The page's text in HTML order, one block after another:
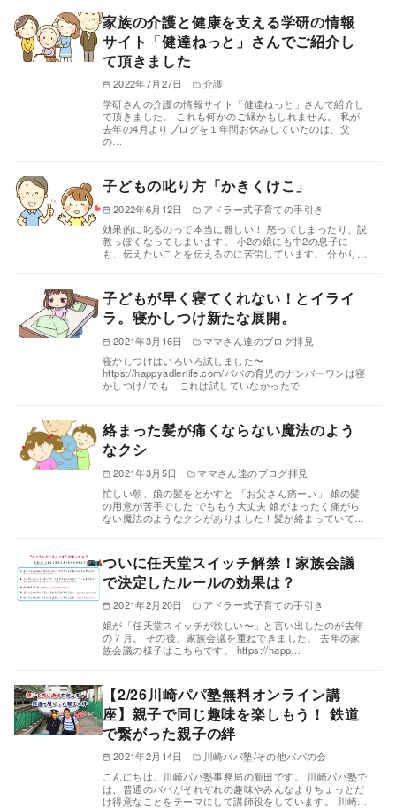
家族の介護と健康を支える学研の情報
サイト「健達ねっと」さんでご紹介し
て頂きました
2022年7月27日
介護
学研さんの介護の情報サイト「健達ねっと」さんで紹介し
て頂きました。 これも何かのご縁かもしれません。 私が
去年の4月よりブログを１年間お休みしていたのは、父
の…
子どもの叱り方「かきくけこ」
2022年6月12日
アドラー式子育ての手引き
効果的に叱るのって本当に難しい！ 怒ってしまったり、説
教っぽくなってしまいます。 小2の娘にも中2の息子に
も、伝えたいことを伝えるのに苦労しています。 分かり…
子どもが早く寝てくれない！とイライ
ラ。寝かしつけ新たな展開。
2021年3月16日
ママさん達のブログ拝見
寝かしつけはいろいろ試しました〜
https://happyadlerlife.com/パパの育児のナンバーワンは寝
かしつけ/ でも、これは試していなかったで…
絡まった髪が痛くならない魔法のよう
なクシ
2021年3月5日
ママさん達のブログ拝見
忙しい朝、娘の髪をとかすと 「お父さん痛ーい」 娘の髪
の用意が苦手でした でももう大丈夫 娘がまったく痛がら
ない魔法のようなクシがありました！髪が絡まっていて…
ついに任天堂スイッチ解禁！家族会議
で決定したルールの効果は？
2021年2月20日
アドラー式子育ての手引き
娘が「任天堂スイッチが欲しい〜」と言い出したのが去年
の７月。 その後、家族会議を重ねできました。 去年の家
族会議の様子はこちらです。 https://happ…
【2/26川崎パパ塾無料オンライン講
座】親子で同じ趣味を楽しもう！ 鉄道
で繋がった親子の絆
2021年2月14日
川崎パパ塾/その他パパの会
こんにちは。川崎パパ塾事務局の新田です。 川崎パパ塾で
は、普通のパパがそれぞれの趣味やみんなよりちょっとだ
け得意なことをテーマにして講師役をしています。 川崎…